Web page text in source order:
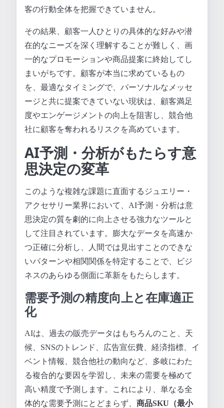
客の行動全体を把握できていません。
その結果、顧客一人ひとりの具体的な好みや潜
在的なニーズを深く理解することが難しく、画
一的なプロモーションや商品提案に終始してし
まいがちです。顧客が本当に求めているもの
を、最適なタイミングで、パーソナルなメッセ
ージと共に提案できていない現状は、顧客満足
度やエンゲージメントの向上を阻害し、競合他
社に顧客を奪われるリスクを高めています。
AI予測・分析がもたらす意
思決定の変革
このような複雑な課題に直面するジュエリー・
アクセサリー業界において、AI予測・分析は意
思決定の質を劇的に向上させる強力なツールと
して注目されています。膨大なデータを高速か
つ正確に分析し、人間では見出すことのできな
いパターンや相関関係を特定することで、ビジ
ネスのあらゆる側面に革新をもたらします。
需要予測の精度向上と在庫適正
化
AIは、過去の販売データはもちろんのこと、天
候、SNSのトレンド、広告宣伝費、経済指標、イ
ベント情報、競合他社の動向など、多岐にわた
る複合的な要因を学習し、未来の需要を極めて
高い精度で予測します。これにより、単なる全
体的な需要予測にとどまらず、 商品SKU（最小